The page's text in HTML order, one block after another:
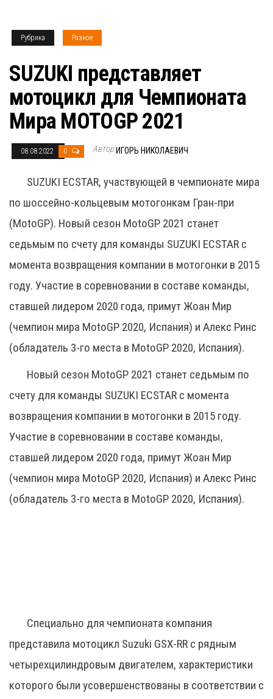
Рубрика Разное
SUZUKI представляет
мотоцикл для Чемпионата
Мира MOTOGP 2021
08.08.2022 0 Автор ИГОРЬ НИКОЛАЕВИЧ
SUZUKI ECSTAR, участвующей в чемпионате мира
по шоссейно-кольцевым мотогонкам Гран-при
(MotoGP). Новый сезон MotoGP 2021 станет
седьмым по счету для команды SUZUKI ECSTAR с
момента возвращения компании в мотогонки в 2015
году. Участие в соревновании в составе команды,
ставшей лидером 2020 года, примут Жоан Мир
(чемпион мира MotoGP 2020, Испания) и Алекс Ринс
(обладатель 3-го места в MotoGP 2020, Испания).
Новый сезон MotoGP 2021 станет седьмым по
счету для команды SUZUKI ECSTAR с момента
возвращения компании в мотогонки в 2015 году.
Участие в соревновании в составе команды,
ставшей лидером 2020 года, примут Жоан Мир
(чемпион мира MotoGP 2020, Испания) и Алекс Ринс
(обладатель 3-го места в MotoGP 2020, Испания).
Специально для чемпионата компания
представила мотоцикл Suzuki GSX-RR c рядным
четырехцилиндровым двигателем, характеристики
которого были усовершенствованы в соответствии с